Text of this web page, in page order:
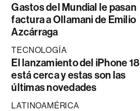
Gastos del Mundial le pasan
factura a Ollamani de Emilio
Azcárraga
TECNOLOGÍA
El lanzamiento del iPhone 18
está cerca y estas son las
últimas novedades
LATINOAMÉRICA